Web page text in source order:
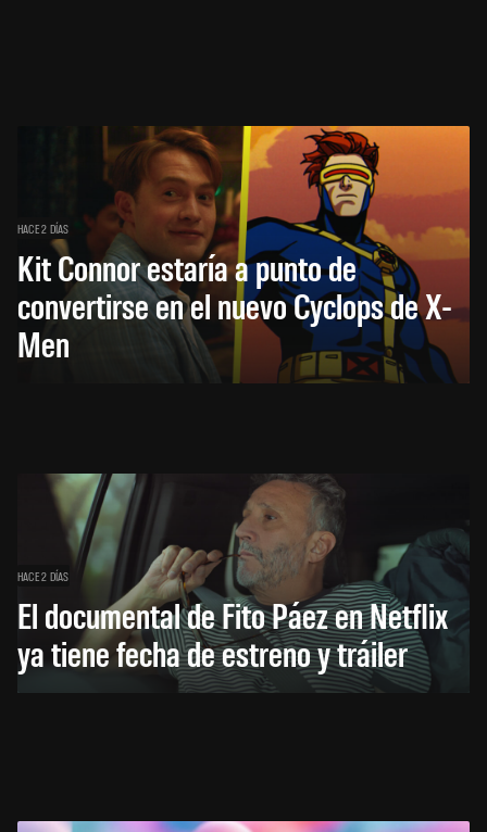
HACE 2 DÍAS
Kit Connor estaría a punto de
convertirse en el nuevo Cyclops de X-
Men
HACE 2 DÍAS
El documental de Fito Páez en Netflix
ya tiene fecha de estreno y tráiler